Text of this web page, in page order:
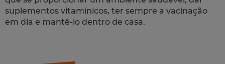
suplementos vitamínicos, ter sempre a vacinação
em dia e mantê-lo dentro de casa.